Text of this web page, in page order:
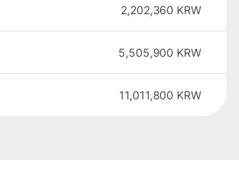
2,202,360 KRW
5,505,900 KRW
11,011,800 KRW